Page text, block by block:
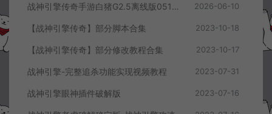
战神引擎传奇手游白猪G2.5离线版0513卡登录问题解决教程 2026-06-10
【战神引擎传奇】部分脚本合集 2023-10-18
【战神引擎传奇】部分修改教程合集 2023-10-17
战神引擎-完整追杀功能实现视频教程 2023-07-31
战神引擎眼神插件破解版 2023-07-16